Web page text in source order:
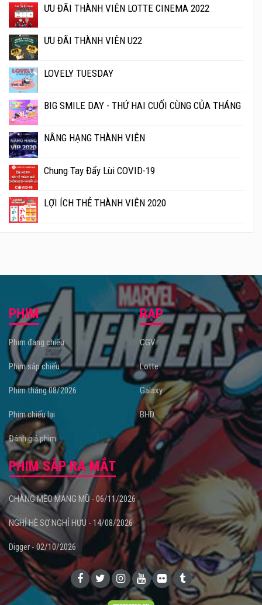
ƯU ĐÃI THÀNH VIÊN LOTTE CINEMA 2022
ƯU ĐÃI THÀNH VIÊN U22
LOVELY TUESDAY
BIG SMILE DAY - THỨ HAI CUỐI CÙNG CỦA THÁNG
NÂNG HẠNG THÀNH VIÊN
Chung Tay Đẩy Lùi COVID-19
LỢI ÍCH THẺ THÀNH VIÊN 2020
PHIM
Phim đang chiếu
Phim sắp chiếu
Phim tháng 08/2026
Phim chiếu lại
Đánh giá phim
RẠP
CGV
Lotte
Galaxy
BHD
PHIM SẮP RA MẮT
CHÀNG MÈO MANG MŨ - 06/11/2026
NGHỈ HÈ SỢ NGHỈ HƯU - 14/08/2026
Digger - 02/10/2026